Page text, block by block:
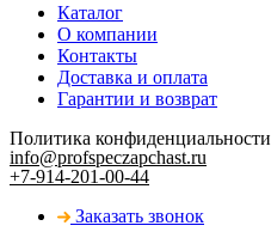
Каталог
О компании
Контакты
Доставка и оплата
Гарантии и возврат
Политика конфиденциальности
info@profspeczapchast.ru
+7-914-201-00-44
Заказать звонок